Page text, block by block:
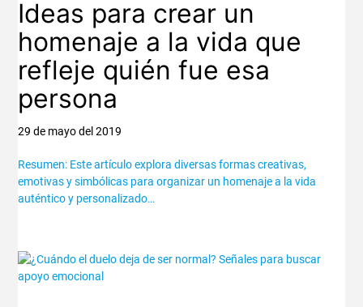
Ideas para crear un
homenaje a la vida que
refleje quién fue esa
persona
29 de mayo del 2019
Resumen: Este artículo explora diversas formas creativas,
emotivas y simbólicas para organizar un homenaje a la vida
auténtico y personalizado…